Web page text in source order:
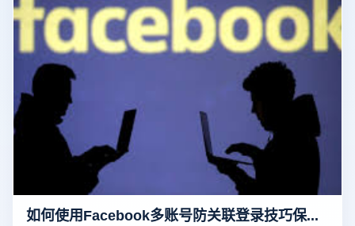
如何使用Facebook多账号防关联登录技巧保护您的账号安全?